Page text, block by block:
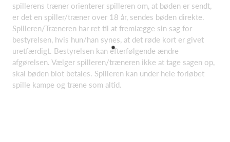
spillerens træner orienterer spilleren om, at bøden er sendt,
er det en spiller/træner over 18 år, sendes bøden direkte.
Spilleren/Træneren har ret til at fremlægge sin sag for
bestyrelsen, hvis hun/han synes, at det røde kort er givet
uretfærdigt. Bestyrelsen kan efterfølgende ændre
afgørelsen. Vælger spilleren/træneren ikke at tage sagen op,
skal bøden blot betales. Spilleren kan under hele forløbet
spille kampe og træne som altid.